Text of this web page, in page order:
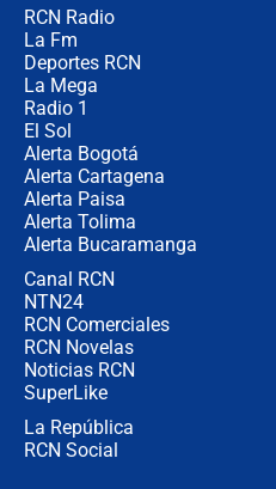
RCN Radio
La Fm
Deportes RCN
La Mega
Radio 1
El Sol
Alerta Bogotá
Alerta Cartagena
Alerta Paisa
Alerta Tolima
Alerta Bucaramanga
Canal RCN
NTN24
RCN Comerciales
RCN Novelas
Noticias RCN
SuperLike
La República
RCN Social